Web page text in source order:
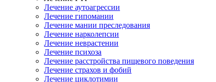
Лечение аутоагрессии
Лечение гипомании
Лечение мании преследования
Лечение нарколепсии
Лечение неврастении
Лечение психоза
Лечение расстройства пищевого поведения
Лечение страхов и фобий
Лечение циклотимии